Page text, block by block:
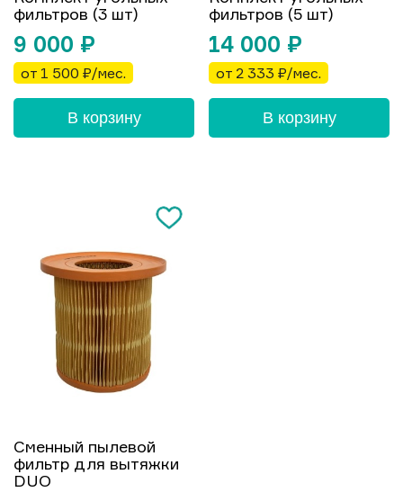
фильтров (3 шт)
9 000 ₽
от 1 500 ₽/мес.
В корзину
фильтров (5 шт)
14 000 ₽
от 2 333 ₽/мес.
В корзину
Сменный пылевой
фильтр для вытяжки
DUO